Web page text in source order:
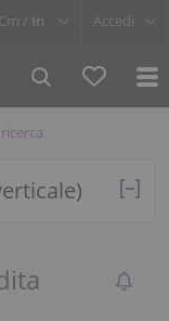
Cm / In Accedi